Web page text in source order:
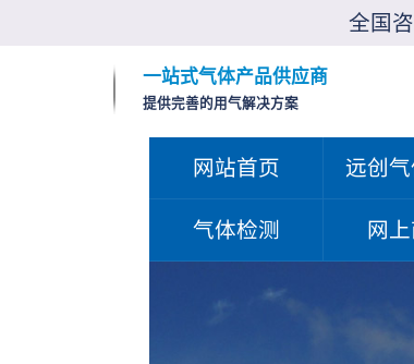
全国咨
一站式气体产品供应商
提供完善的用气解决方案
网站首页 远创
气体检测 网